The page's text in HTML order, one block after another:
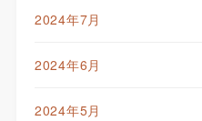
2024年7月
2024年6月
2024年5月